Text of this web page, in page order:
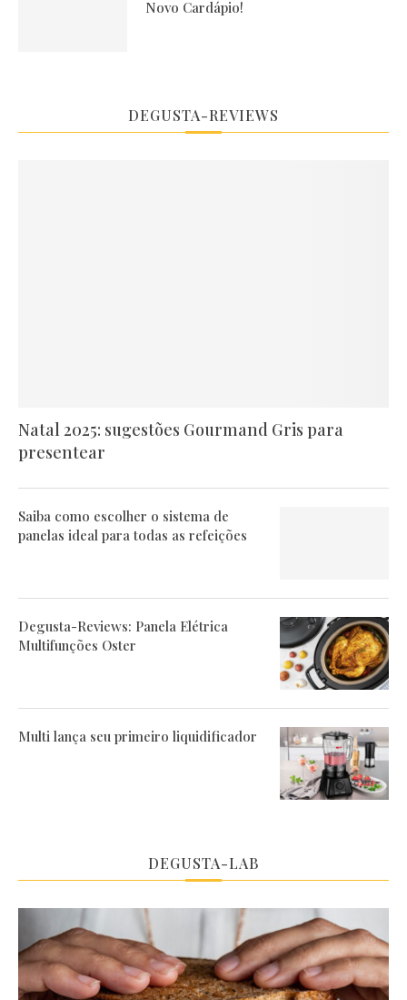
Novo Cardápio!
DEGUSTA-REVIEWS
Natal 2025: sugestões Gourmand Gris para
presentear
Saiba como escolher o sistema de
panelas ideal para todas as refeições
Degusta-Reviews: Panela Elétrica
Multifunções Oster
Multi lança seu primeiro liquidificador
DEGUSTA-LAB